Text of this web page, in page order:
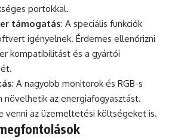
portokkal.
támogatás: A speciális funkciók
igényelnek. Érdemes ellenőrizni
kompatibilitást és a gyártói
: A nagyobb monitorok és RGB-s
növelhetik az energiafogyasztást.
venni az üzemeltetési költségeket is.